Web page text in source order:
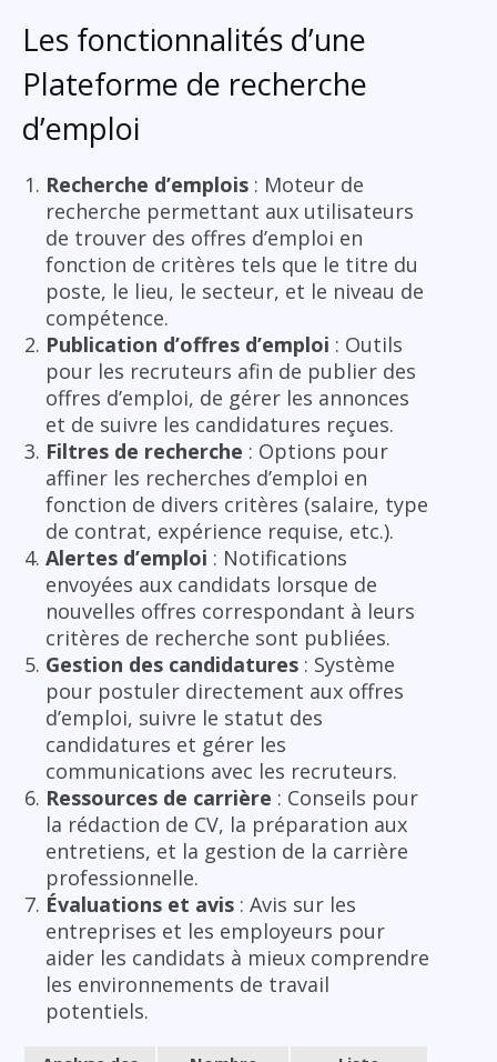
Les fonctionnalités d’une
Plateforme de recherche
d’emploi
Recherche d’emplois : Moteur de
recherche permettant aux utilisateurs
de trouver des offres d’emploi en
fonction de critères tels que le titre du
poste, le lieu, le secteur, et le niveau de
compétence.
Publication d’offres d’emploi : Outils
pour les recruteurs afin de publier des
offres d’emploi, de gérer les annonces
et de suivre les candidatures reçues.
Filtres de recherche : Options pour
affiner les recherches d’emploi en
fonction de divers critères (salaire, type
de contrat, expérience requise, etc.).
Alertes d’emploi : Notifications
envoyées aux candidats lorsque de
nouvelles offres correspondant à leurs
critères de recherche sont publiées.
Gestion des candidatures : Système
pour postuler directement aux offres
d’emploi, suivre le statut des
candidatures et gérer les
communications avec les recruteurs.
Ressources de carrière : Conseils pour
la rédaction de CV, la préparation aux
entretiens, et la gestion de la carrière
professionnelle.
Évaluations et avis : Avis sur les
entreprises et les employeurs pour
aider les candidats à mieux comprendre
les environnements de travail
potentiels.